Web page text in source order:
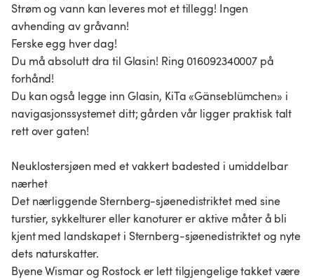
Strøm og vann kan leveres mot et tillegg! Ingen
avhending av gråvann!
Ferske egg hver dag!
Du må absolutt dra til Glasin! Ring 016092340007 på
forhånd!
Du kan også legge inn Glasin, KiTa «Gänseblümchen» i
navigasjonssystemet ditt; gården vår ligger praktisk talt
rett over gaten!
Neuklostersjøen med et vakkert badested i umiddelbar
nærhet
Det nærliggende Sternberg-sjøenedistriktet med sine
turstier, sykkelturer eller kanoturer er aktive måter å bli
kjent med landskapet i Sternberg-sjøenedistriktet og nyte
dets naturskatter.
Byene Wismar og Rostock er lett tilgjengelige takket være